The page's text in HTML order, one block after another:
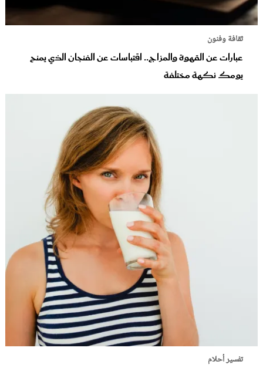
وفنون
عن القهوة والمزاج.. اقتباسات عن الفنجان الذي يمنح
نكهة مختلفة
أحلام